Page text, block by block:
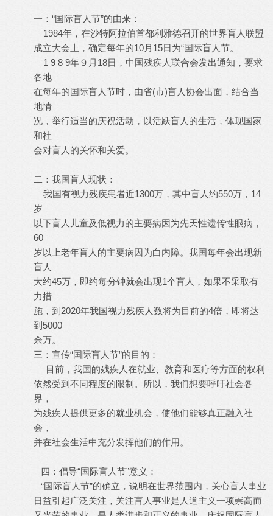
一：“国际盲人节”的由来：
1984年，在沙特阿拉伯首都利雅德召开的世界盲人联盟
成立大会上，确定每年的10月15日为“国际盲人节。
1 9 8 9年９月18日，中国残疾人联合会发出通知，要求
各地
在每年的国际盲人节时，由省(市)盲人协会出面，结合当
地情
况，举行适当的庆祝活动，以活跃盲人的生活，体现国家
和社
会对盲人的关怀和关爱。
二：我国盲人现状：
我国有视力残疾患者近1300万，其中盲人约550万，14
岁
以下盲人儿童及低视力的主要病因为先天性遗传性眼病，
60
岁以上老年盲人的主要病因为白内障。我国每年会出现新
盲人
大约45万，即约每分钟就会出现1个盲人，如果不采取有
力措
施，到2020年我国视力残疾人数将为目前的4倍，即将达
到5000
余万。
三：宣传“国际盲人节”的目的：
目前，我国的残疾人在就业、教育和医疗等方面的权利
依然受到不同程度的限制。所以，我们想要呼吁社会各
界，
为残疾人提供更多的就业机会，使他们能够真正融入社
会，
并在社会生活中充分发挥他们的作用。
四：倡导“国际盲人节”意义：
“国际盲人节”的确立，说明在世界范围内，关心盲人事业
日益引起广泛关注，关注盲人事业是人道主义一项崇高而